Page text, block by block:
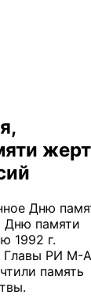
Дню
Дню памяти
1992 г.
Главы РИ М-
память